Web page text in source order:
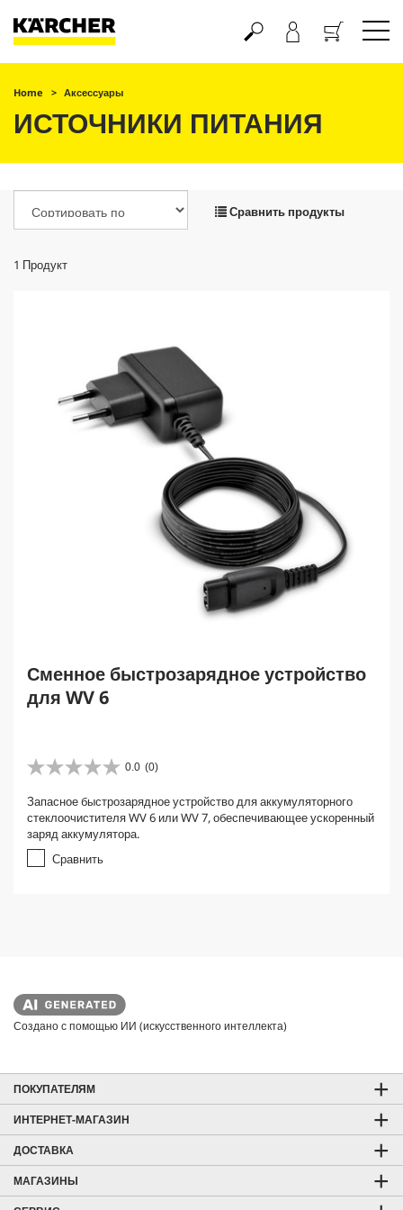
Корзина
Home Аксессуары
ИСТОЧНИКИ ПИТАНИЯ
Сравнить продукты
1 Продукт
Сменное быстрозарядное устройство
для WV 6
0.0 (0)
0
0
и
з
з
Запасное быстрозарядное устройство для аккумуляторного
стеклоочистителя WV 6 или WV 7, обеспечивающее ускоренный
заряд аккумулятора.
Сравнить
Создано с помощью ИИ (искусственного интеллекта)
ПОКУПАТЕЛЯМ
ИНТЕРНЕТ-МАГАЗИН
ДОСТАВКА
МАГАЗИНЫ